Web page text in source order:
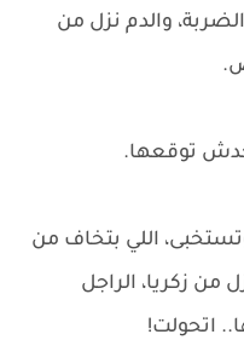
والدم نزل من
توقعها.
اللي بتخاف من
من زكريا، الراجل
اتحولت!